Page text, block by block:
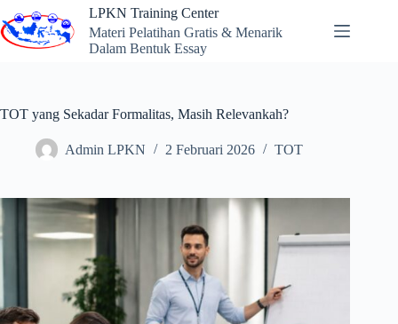
to
content
LPKN Training Center
Materi Pelatihan Gratis & Menarik
Dalam Bentuk Essay
TOT yang Sekadar Formalitas, Masih Relevankah?
Admin LPKN 2 Februari 2026 TOT